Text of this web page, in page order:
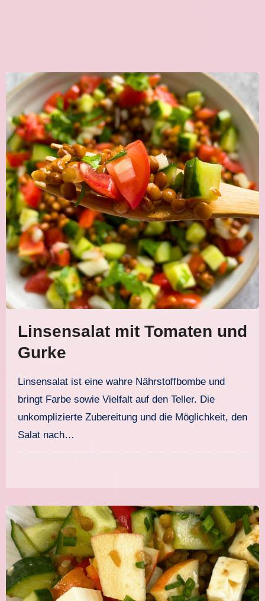
Linsensalat mit Tomaten und
Gurke
Linsensalat ist eine wahre Nährstoffbombe und
bringt Farbe sowie Vielfalt auf den Teller. Die
unkomplizierte Zubereitung und die Möglichkeit, den
Salat nach…